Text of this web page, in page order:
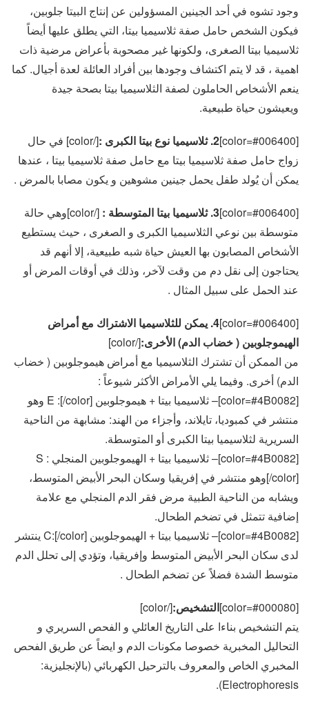
وجود تشوه في أحد الجينين المسؤولين عن إنتاج البيتا جلوبين،
فيكون الشخص حامل صفة ثلاسيميا بيتا، التي يطلق عليها أيضاً
ثلاسيميا بيتا الصغرى، ولكونها غير مصحوبة بأعراض مرضية ذات
اهمية ، قد لا يتم اكتشاف وجودها بين أفراد العائلة لعدة أجيال. كما
ينعم الأشخاص الحاملون لصفة الثلاسيميا بيتا بصحة جيدة
ويعيشون حياة طبيعية.
[color=#006400] 2. ثلاسيميا نوع بيتا الكبرى :
[/color] في حال
زواج حامل صفة ثلاسيميا بيتا مع حامل صفة ثلاسيميا بيتا ، عندها
يمكن أن يُولد طفل يحمل جينين مشوهين و يكون مصابا بالمرض .
[color=#006400] 3. ثلاسيميا بيتا المتوسطة :
[/color]وهي حالة
متوسطة بين نوعي الثلاسيميا الكبرى و الصغرى ، حيث يستطيع
الأشخاص المصابون بها العيش حياة شبه طبيعية، إلا أنهم قد
يحتاجون إلى نقل دم من وقت لآخر، وذلك في أوقات المرض أو
عند الحمل على سبيل المثال .
[color=#006400]
4. يمكن للثلاسيميا الاشتراك مع أمراض
الهيموجلوبين ( خضاب الدم) الأخرى:[/color]
من الممكن أن تشترك الثلاسيميا مع أمراض هيموجلوبين ( خضاب
الدم) أخرى. وفيما يلي الأمراض الأكثر شيوعاً :
[color=#4B0082]– ثلاسيميا بيتا + هيموجلوبين E :[/color] وهو
منتشر في كمبوديا، تايلاند، وأجزاء من الهند: مشابهة من الناحية
السريرية لثلاسيميا بيتا الكبرى أو المتوسطة.
[color=#4B0082]– ثلاسيميا بيتا + الهيموجلوبين المنجلي S :
[/color]وهو منتشر في إفريقيا وسكان البحر الأبيض المتوسط،
ويشابه من الناحية الطبية مرض فقر الدم المنجلي مع علامة
إضافية تتمثل في تضخم الطحال.
[color=#4B0082]– ثلاسيميا بيتا + الهيموجلوبين C:[/color] ينتشر
لدى سكان البحر الأبيض المتوسط وإفريقيا، وتؤدي إلى تحلل الدم
متوسط الشدة فضلاً عن تضخم الطحال .
[color=#000080] التشخيص:[/color]
يتم التشخيص بناءا على التاريخ العائلي و الفحص السريري و
التحاليل المخبرية خصوصا مكونات الدم و ايضاً عن طريق الفحص
المخبري الخاص والمعروف بالترحيل الكهربائي (بالإنجليزية:
Electrophoresis).